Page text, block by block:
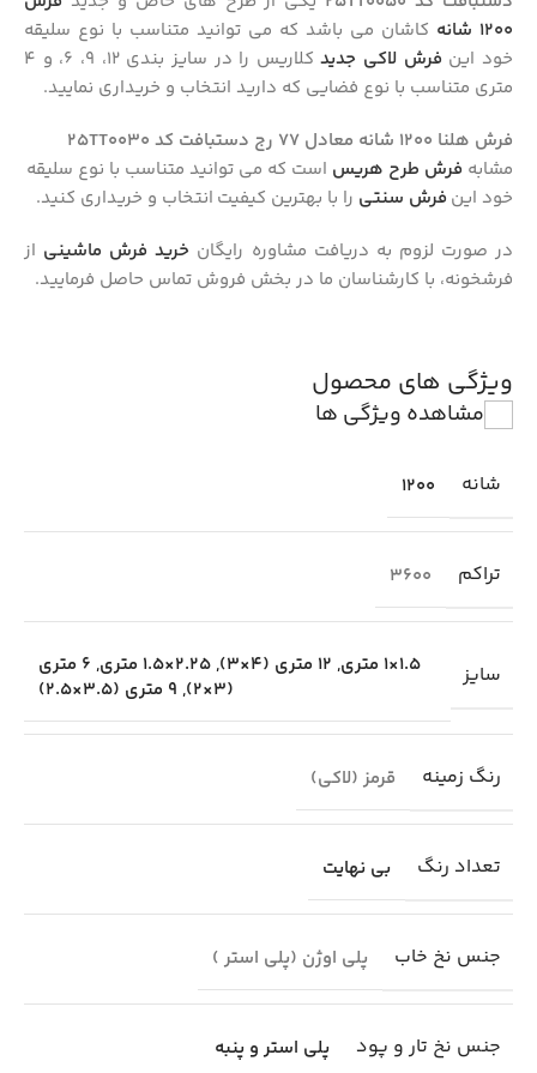
1200 شانه
کاشان می باشد که می توانید متناسب با نوع سلیقه
خود این فرش لاکی جدید
کلاریس را در سایز بندی 12، 9، 6، و 4
متری متناسب با نوع فضایی که دارید انتخاب و خریداری نمایید.
فرش هلنا 1200 شانه معادل 77 رج دستبافت کد 25TT0030
مشابه فرش طرح هریس است که می توانید متناسب با نوع سلیقه
خود این فرش سنتی را با بهترین کیفیت انتخاب و خریداری کنید.
در صورت لزوم به دریافت مشاوره رایگان خرید فرش ماشینی از
فرشخونه، با کارشناسان ما در بخش فروش تماس حاصل فرمایید.
ویژگی های محصول
مشاهده ویژگی ها
شانه 1200
تراکم 3600
سایز 1.5×1 متری , 12 متری (4×3) ,2.25×1.5 متری ,
6 متری
(3×2)
, 9 متری (3.5×2.5)
رنگ زمینه قرمز (لاکی)
تعداد رنگ بی نهایت
جنس نخ خاب پلی اوژن (پلی استر )
جنس نخ تار و پود پلی استر و پنبه